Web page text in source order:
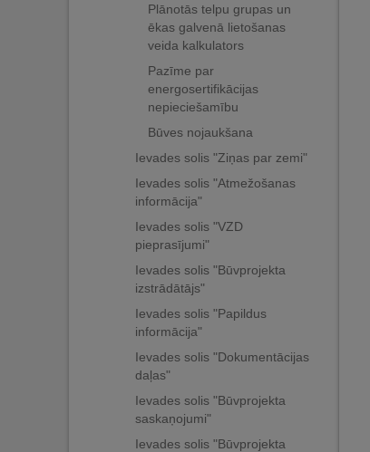
Plānotās telpu grupas un
ēkas galvenā lietošanas
veida kalkulators
Pazīme par
energosertifikācijas
nepieciešamību
Būves nojaukšana
Ievades solis "Ziņas par zemi"
Ievades solis "Atmežošanas
informācija"
Ievades solis "VZD
pieprasījumi"
Ievades solis "Būvprojekta
izstrādātājs"
Ievades solis "Papildus
informācija"
Ievades solis "Dokumentācijas
daļas"
Ievades solis "Būvprojekta
saskaņojumi"
Ievades solis "Būvprojekta